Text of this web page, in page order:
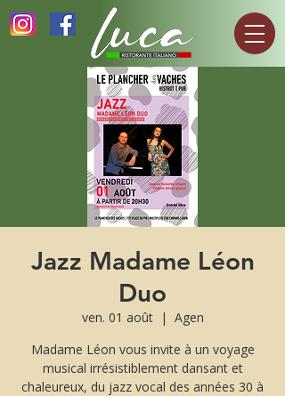
Jazz Madame Léon
Duo
ven. 01 août
  |
Agen
Madame Léon vous invite à un voyage
musical irrésistiblement dansant et
chaleureux, du jazz vocal des années 30 à